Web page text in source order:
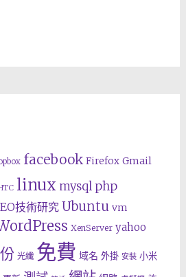
facebook Firefox Gmail
linux mysql php
技術研究 Ubuntu vm
XenServer yahoo
光纖 免費 域名 外掛 安裝 小米